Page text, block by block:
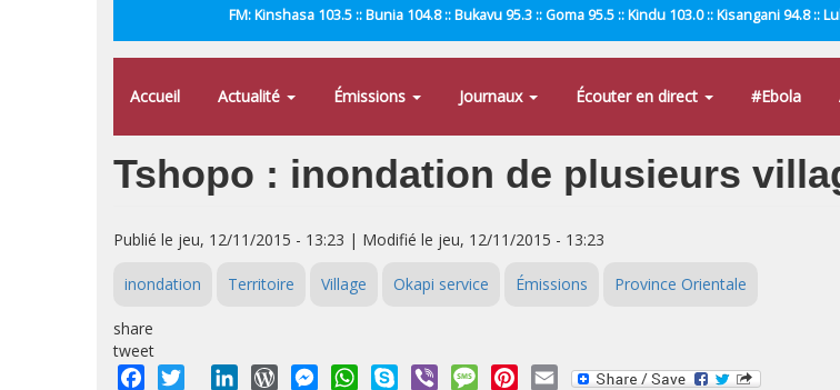
FM: Kinshasa 103.5 :: Bunia 104.8 :: Bukavu 95.3 :: Goma 95.5 :: Kindu 103.0 :: Kisangani 94.8
Accueil Actualité Émissions Journaux Écouter en direct #Ebola
Tshopo : inondation de plusieurs
Publié le jeu, 12/11/2015 - 13:23 | Modifié le jeu, 12/11/2015 - 13:23
inondation Territoire Village Okapi service Émissions Province Orientale
share
tweet
Facebook
Twitter LinkedInWordPressMessengerWhatsApp
Skype Viber MessagePinterest
Email